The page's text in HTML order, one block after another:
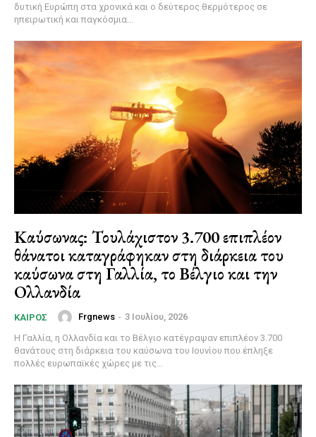
δυτική Ευρώπη στα χρονικά και ο δεύτερος θερμότερος σε
ηπειρωτική και παγκόσμια...
Καύσωνας: Τουλάχιστον 3.700 επιπλέον
θάνατοι καταγράφηκαν στη διάρκεια του
καύσωνα στη Γαλλία, το Βέλγιο και την
Ολλανδία
ΚΑΙΡΌΣ Frgnews - 3 Ιουλίου, 2026
Η Γαλλία, η Ολλανδία και το Βέλγιο κατέγραψαν επιπλέον 3.700
θανάτους στη διάρκεια του καύσωνα του Ιουνίου που έπληξε
πολλές ευρωπαϊκές χώρες με τις...